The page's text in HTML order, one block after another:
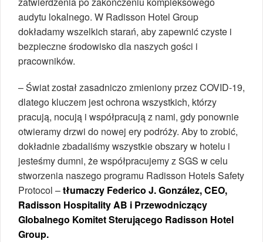
audytu lokalnego. W Radisson Hotel Group
dokładamy wszelkich starań, aby zapewnić czyste i
bezpieczne środowisko dla naszych gości i
pracowników.
– Świat został zasadniczo zmieniony przez COVID-19,
dlatego kluczem jest ochrona wszystkich, którzy
pracują, nocują i współpracują z nami, gdy ponownie
otwieramy drzwi do nowej ery podróży. Aby to zrobić,
dokładnie zbadaliśmy wszystkie obszary w hotelu i
jesteśmy dumni, że współpracujemy z SGS w celu
stworzenia naszego programu Radisson Hotels Safety
Protocol –tłumaczy Federico J. González, CEO,
Radisson Hospitality AB i Przewodniczący
Globalnego Komitet Sterującego Radisson Hotel
Group.